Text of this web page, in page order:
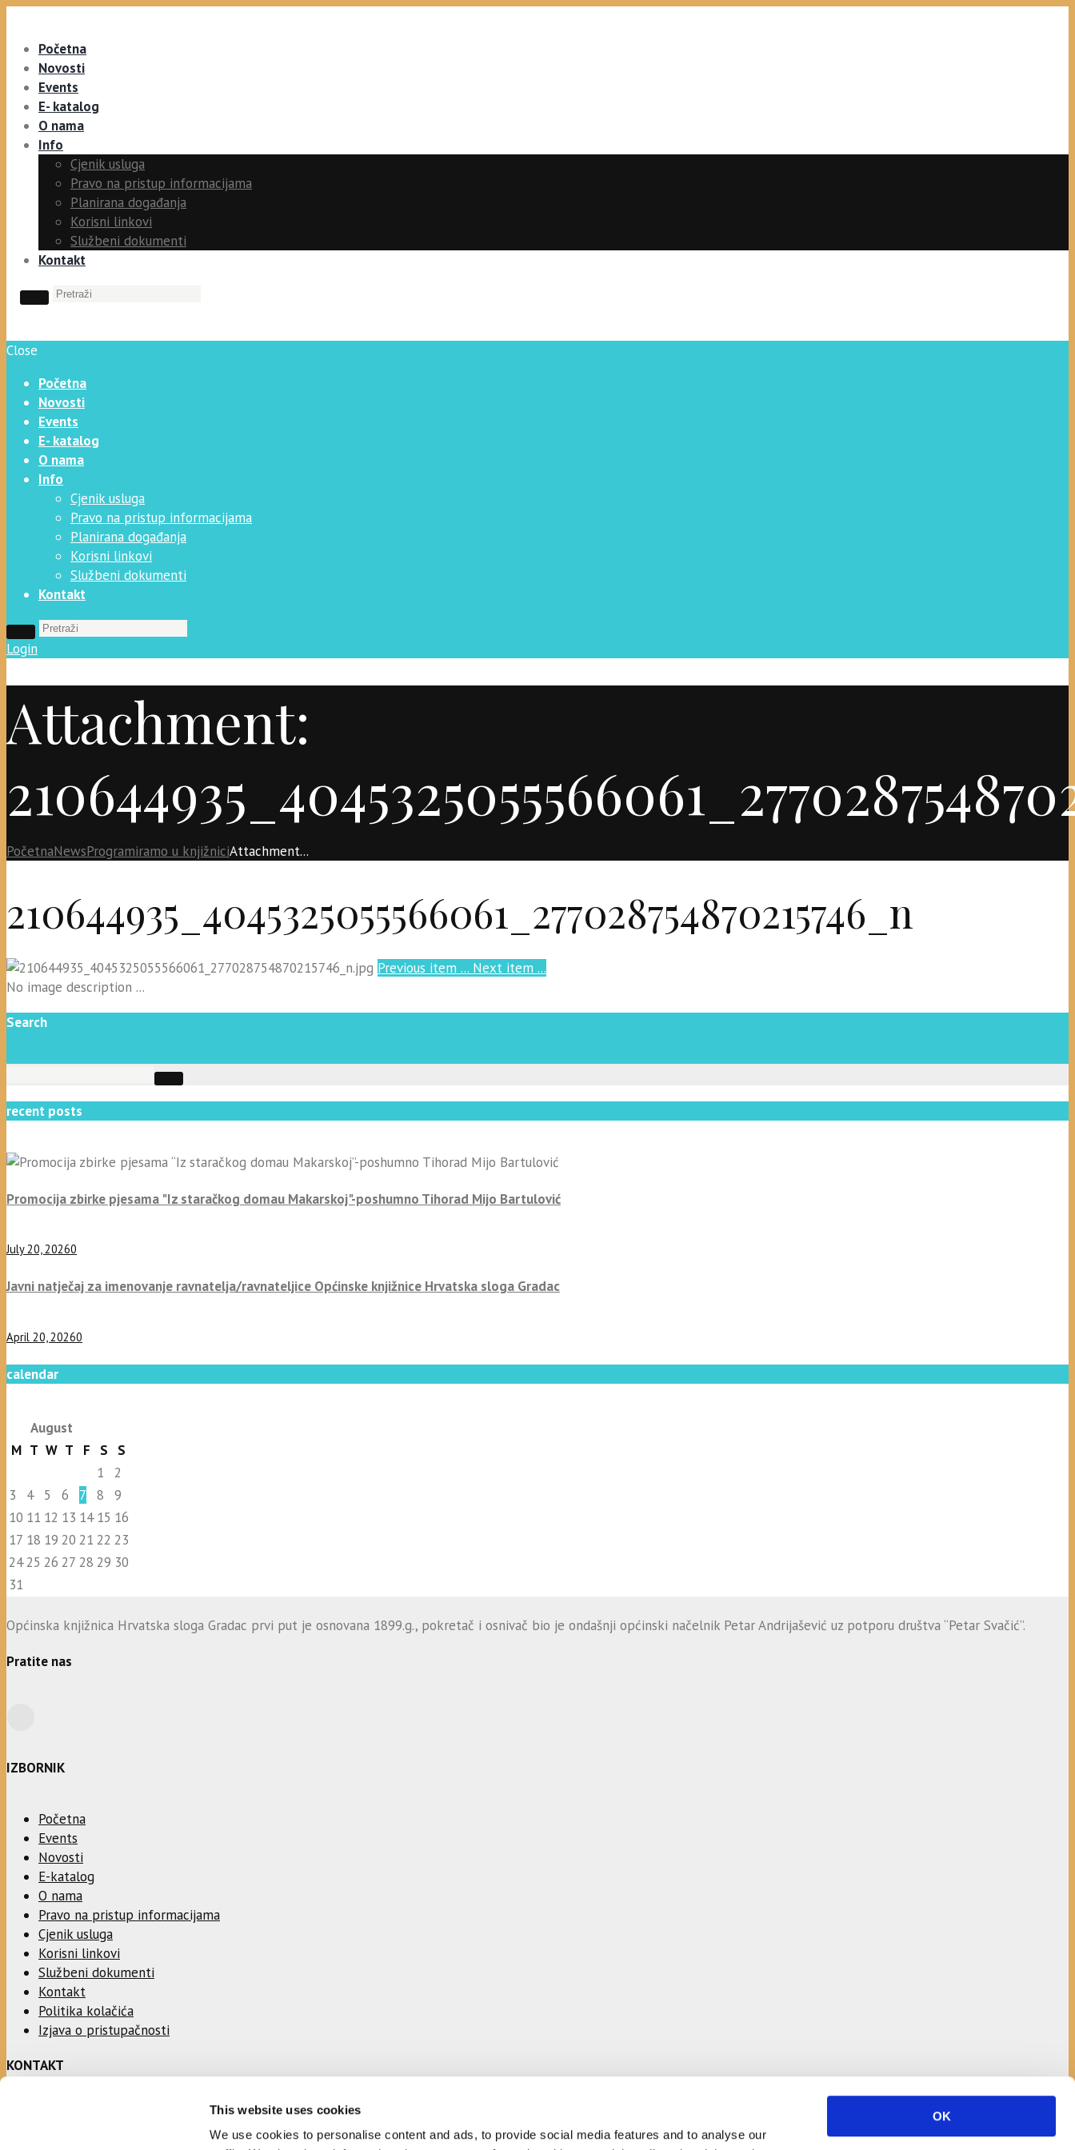
This website uses cookies
We use cookies to personalise content and ads, to provide social media features and to analyse our
OK
Početna
Novosti
Events
E- katalog
O nama
Info
Cjenik usluga
Pravo na pristup informacijama
Planirana događanja
Korisni linkovi
Službeni dokumenti
Kontakt
Close
Početna
Novosti
Events
E- katalog
O nama
Info
Cjenik usluga
Pravo na pristup informacijama
Planirana događanja
Korisni linkovi
Službeni dokumenti
Kontakt
Login
Attachment:
PočetnaNewsProgramiramo u knjižniciAttachment...
210644935_4045325055566061_277028754870215746_n
Previous item ... Next item ...
No image description ...
Search
recent posts
Promocija zbirke pjesama "Iz staračkog domau Makarskoj"-poshumno Tihorad Mijo Bartulović
July 20, 20260
Javni natječaj za imenovanje ravnatelja/ravnateljice Općinske knjižnice Hrvatska sloga Gradac
April 20, 20260
calendar
August
M T W T F S
S
1
2
3
4 5 6 7 8
9
10 11 12 13 14 15 16
17 18 19 20 21 22 23
2425 26 27 28 29 30
31
Općinska knjižnica Hrvatska sloga Gradac prvi put je osnovana 1899.g., pokretač i osnivač bio je ondašnji općinski načelnik Petar Andrijašević uz potporu društva “Petar Svačić”.
Pratite nas
IZBORNIK
Početna
Events
Novosti
E-katalog
O nama
Pravo na pristup informacijama
Cjenik usluga
Korisni linkovi
Službeni dokumenti
Kontakt
Politika kolačića
Izjava o pristupačnosti
KONTAKT